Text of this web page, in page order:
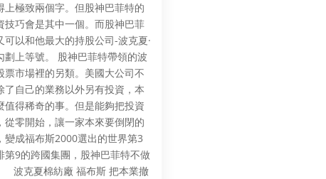
上極致兩個字。但股神巴菲特的
技巧會是其中一個。而股神巴菲
可以和他最大的持股公司-波克夏·
劃上等號。 股神巴菲特帶領的波
票市場裡的另類。美國大公司不
了自己的業務以外另有投資，本
值得稀奇的事。但是能夠把投資
從零開始，讓一家本來要倒閉的
變成福布斯2000選出的世界第3
第9的跨國集團，股神巴菲特不做
波克夏棉紡廠 福布斯 把本業撤